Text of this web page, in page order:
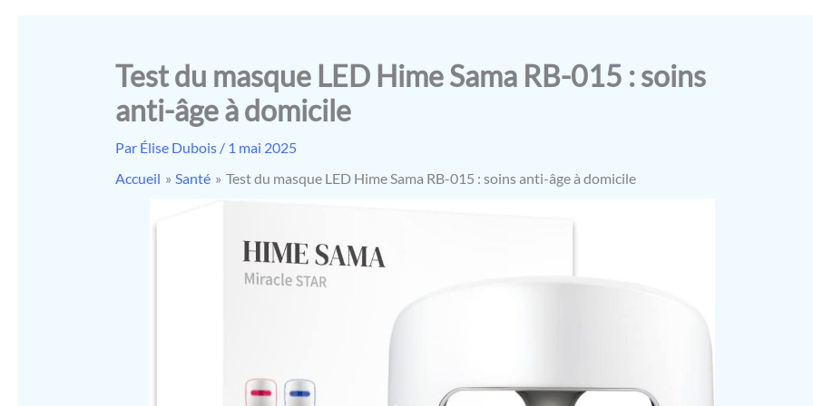
Test du masque LED Hime Sama RB-015 : soins
anti-âge à domicile
Par Élise Dubois / 1 mai 2025
Accueil
Santé Test du masque LED Hime Sama RB-015 : soins anti-âge à domicile